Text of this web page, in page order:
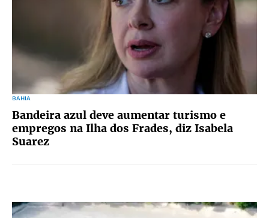
BAHIA
Bandeira azul deve aumentar turismo e
empregos na Ilha dos Frades, diz Isabela
Suarez